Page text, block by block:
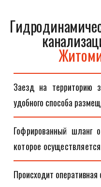
Заезд на территорию
удобного способа
Гофрированный шланг
которое
Происходит оперативная